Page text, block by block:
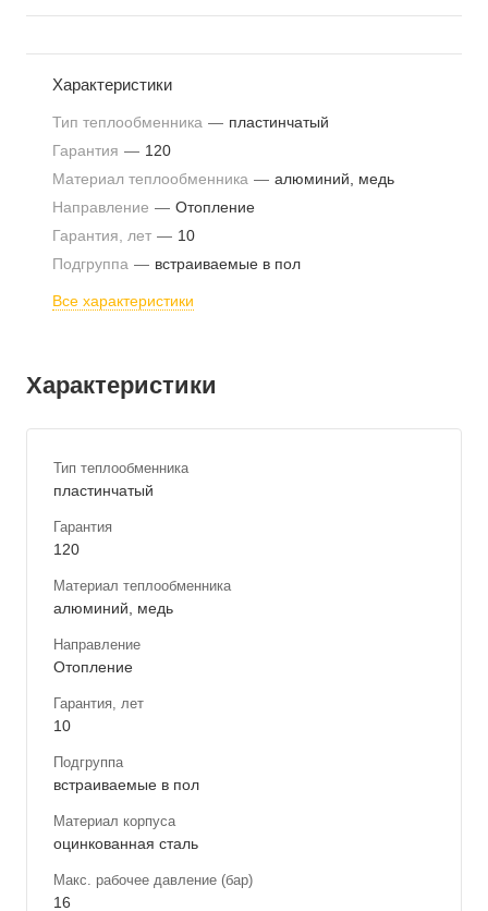
Характеристики
Тип теплообменника — пластинчатый
Гарантия — 120
Материал теплообменника — алюминий, медь
Направление — Отопление
Гарантия, лет — 10
Подгруппа — встраиваемые в пол
Все характеристики
Характеристики
Тип теплообменника
пластинчатый
Гарантия
120
Материал теплообменника
алюминий, медь
Направление
Отопление
Гарантия, лет
10
Подгруппа
встраиваемые в пол
Материал корпуса
оцинкованная сталь
Макс. рабочее давление (бар)
16